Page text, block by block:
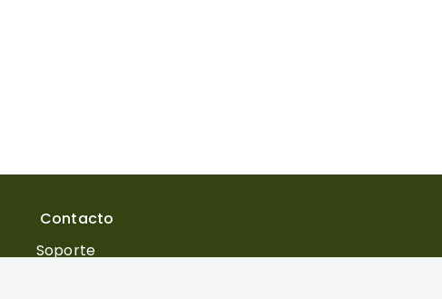
Contacto
Soporte